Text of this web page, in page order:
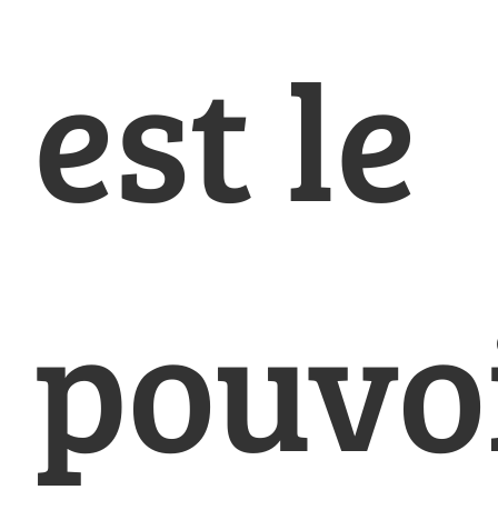
est le